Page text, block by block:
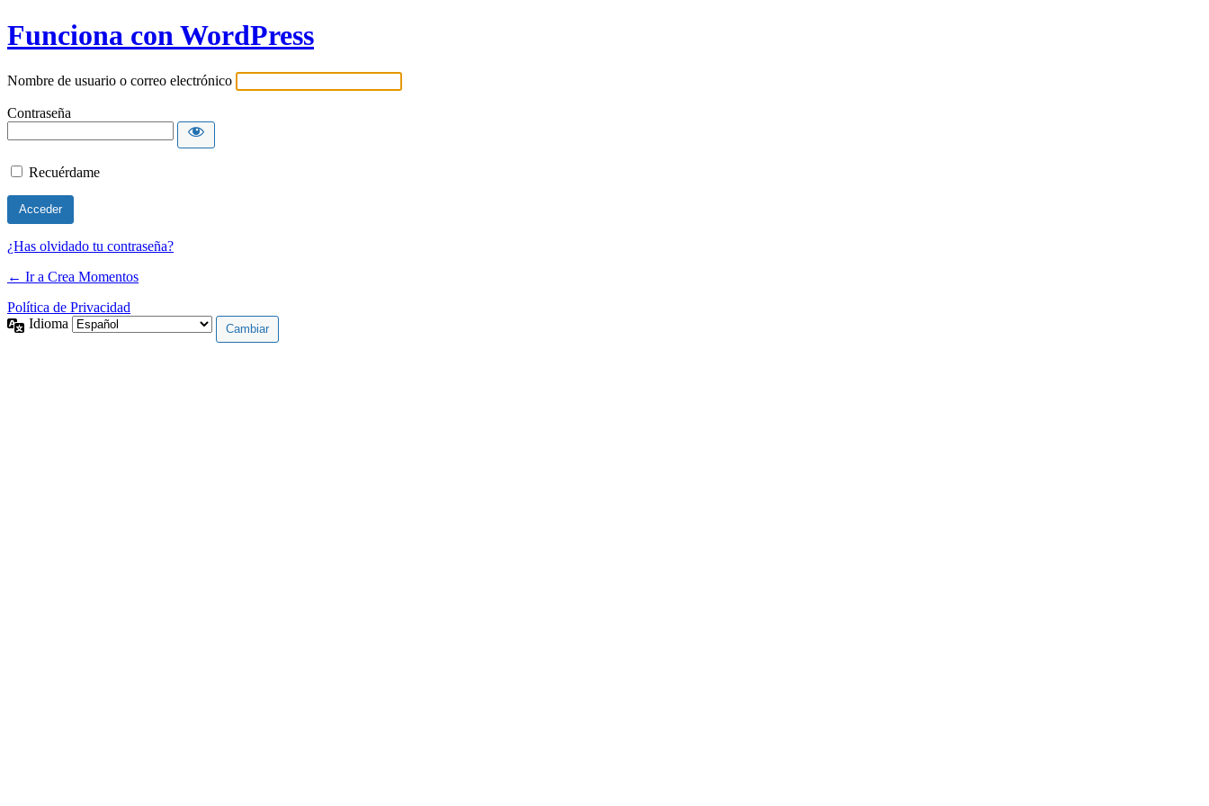
Funciona con WordPress
Nombre de usuario o correo electrónico
Contraseña
Recuérdame
¿Has olvidado tu contraseña?
← Ir a Crea Momentos
Política de Privacidad
Idioma